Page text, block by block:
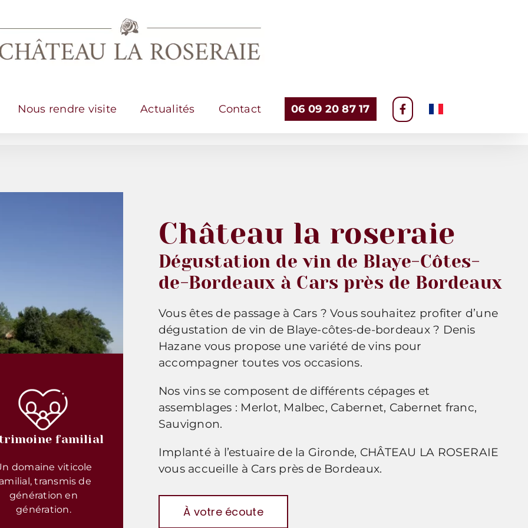
Nous rendre visite Actualités Contact 06 09 20 87 17
familial
domaine viticole
transmis de
génération en
génération.
Château la roseraie
Dégustation de vin de Blaye-Côtes-
de-Bordeaux à Cars près de Bordeaux
Vous êtes de passage à Cars ? Vous souhaitez profiter d’une
dégustation de vin de Blaye-côtes-de-bordeaux ? Denis
Hazane vous propose une variété de vins pour
accompagner toutes vos occasions.
Nos vins se composent de différents cépages et
assemblages : Merlot, Malbec, Cabernet, Cabernet franc,
Sauvignon.
Implanté à l’estuaire de la Gironde, CHÂTEAU LA ROSERAIE
vous accueille à Cars près de Bordeaux.
À votre écoute